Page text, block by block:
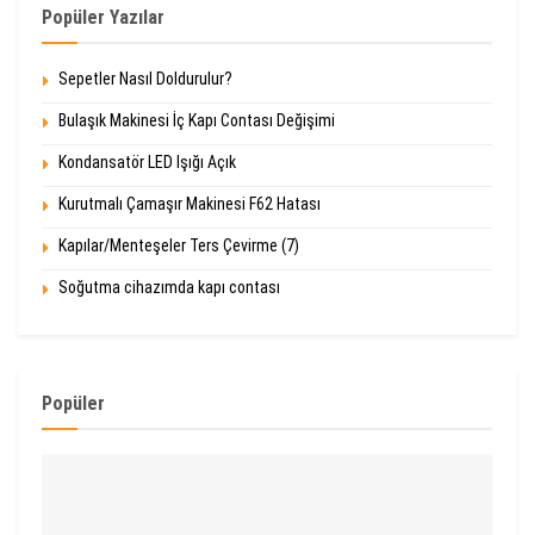
Popüler Yazılar
Sepetler Nasıl Doldurulur?
Bulaşık Makinesi İç Kapı Contası Değişimi
Kondansatör LED Işığı Açık
Kurutmalı Çamaşır Makinesi F62 Hatası
Kapılar/Menteşeler Ters Çevirme (7)
Soğutma cihazımda kapı contası
Popüler